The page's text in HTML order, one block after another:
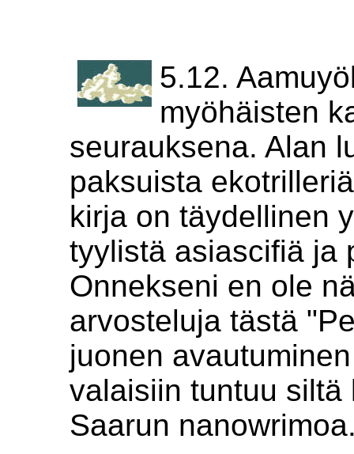
5.12.
myöhäisten
seurauksena. Alan
paksuista
kirja on täydellinen
tyylistä asiascifiä ja
Onnekseni en ole
arvosteluja tästä
juonen
valaisiin tuntuu
Saarun